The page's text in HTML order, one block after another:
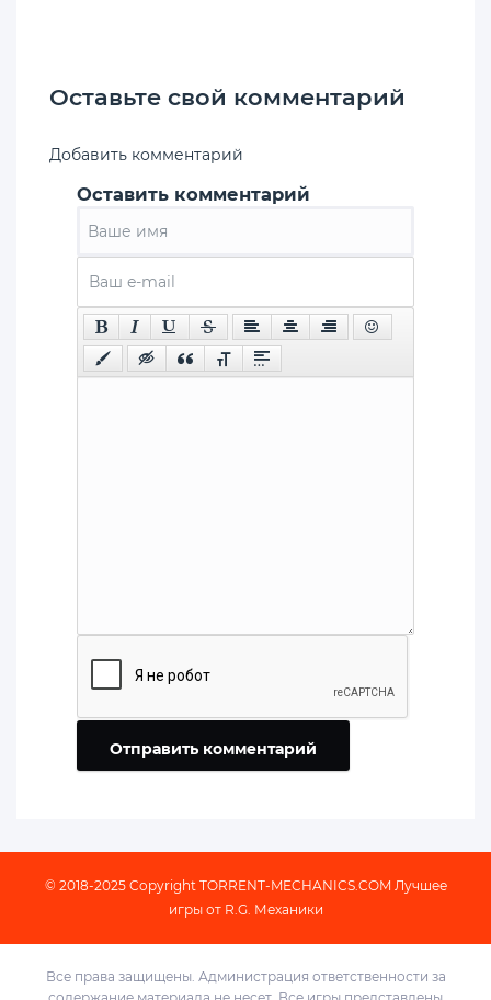
Оставьте свой комментарий
Добавить комментарий
Оставить комментарий
Отправить комментарий
© 2018-2025 Copyright TORRENT-MECHANICS.COM Лучшее
игры от R.G. Механики
Все права защищены. Администрация ответственности за